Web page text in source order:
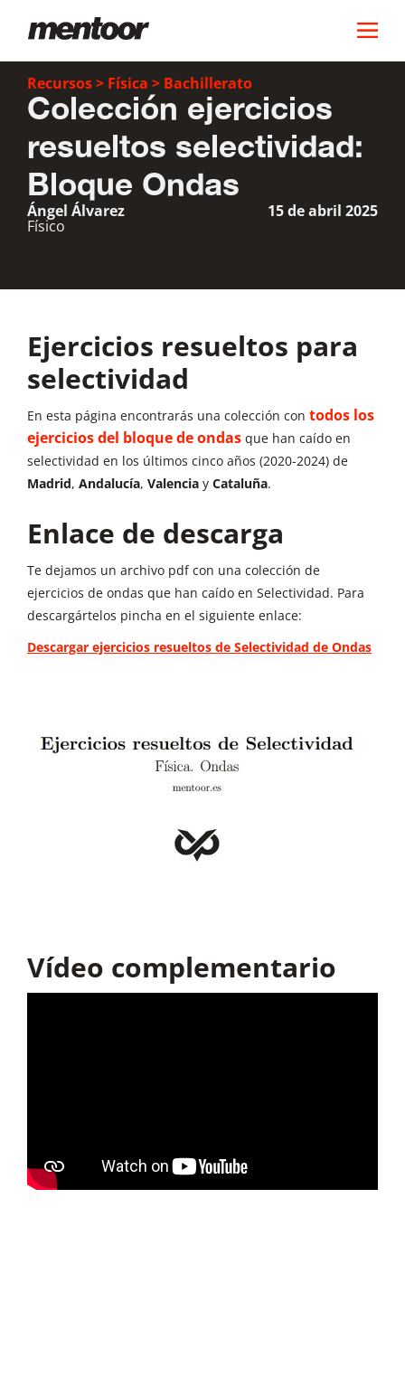
Recursos> Física > Bachillerato
Colección ejercicios
resueltos selectividad:
Bloque Ondas
Ángel Álvarez
Físico
15 de abril 2025
Ejercicios resueltos para
selectividad
En esta página encontrarás una colección con todos los
ejercicios del bloque de ondas que han caído en
selectividad en los últimos cinco años (2020-2024) de
Madrid, Andalucía, Valencia y Cataluña.
Enlace de descarga
Te dejamos un archivo pdf con una colección de
ejercicios de ondas que han caído en Selectividad. Para
descargártelos pincha en el siguiente enlace:
Descargar ejercicios resueltos de Selectividad de Ondas
Vídeo complementario